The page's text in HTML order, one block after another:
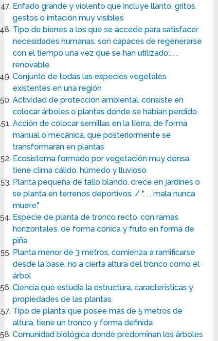
Enfado grande y violento que incluye llanto, gritos,
gestos o irritación muy visibles
Tipo de bienes a los que se accede para satisfacer
necesidades humanas, son capaces de regenerarse
con el tiempo una vez que se han utilizado:. . .
renovable
Conjunto de todas las especies vegetales
existentes en una región
Actividad de protección ambiental, consiste en
colocar árboles o plantas donde se habían perdido
Acción de colocar semillas en la tierra, de forma
manual o mecánica, que posteriormente se
transformarán en plantas
Ecosistema formado por vegetación muy densa,
tiene clima cálido, húmedo y lluvioso
Planta pequeña de tallo blando, crece en jardines o
se planta en terrenos deportivos. / ". . . mala nunca
muere."
Especie de planta de tronco recto, con ramas
horizontales, de forma cónica y fruto en forma de
piña
Planta menor de 3 metros, comienza a ramificarse
desde la base, no a cierta altura del tronco como el
árbol
Ciencia que estudia la estructura, características y
propiedades de las plantas
Tipo de planta que posee más de 5 metros de
altura, tiene un tronco y forma definida
Comunidad biológica donde predominan los árboles